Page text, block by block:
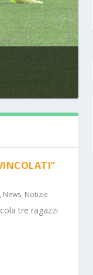
, News, Notizie
tre ragazzi